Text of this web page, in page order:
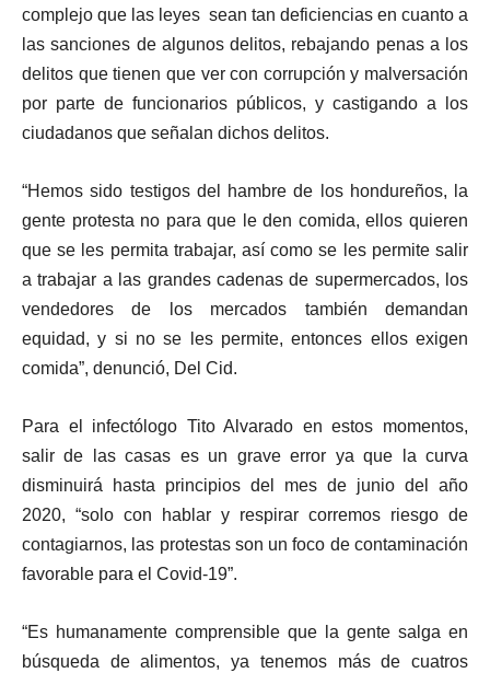
complejo que las leyes sean tan deficiencias en cuanto a
las sanciones de algunos delitos, rebajando penas a los
delitos que tienen que ver con corrupción y malversación
por parte de funcionarios públicos, y castigando a los
ciudadanos que señalan dichos delitos.
“Hemos sido testigos del hambre de los hondureños, la
gente protesta no para que le den comida, ellos quieren
que se les permita trabajar, así como se les permite salir
a trabajar a las grandes cadenas de supermercados, los
vendedores de los mercados también demandan
equidad, y si no se les permite, entonces ellos exigen
comida”, denunció, Del Cid.
Para el infectólogo Tito Alvarado en estos momentos,
salir de las casas es un grave error ya que la curva
disminuirá hasta principios del mes de junio del año
2020, “solo con hablar y respirar corremos riesgo de
contagiarnos, las protestas son un foco de contaminación
favorable para el Covid-19”.
“Es humanamente comprensible que la gente salga en
búsqueda de alimentos, ya tenemos más de cuatros